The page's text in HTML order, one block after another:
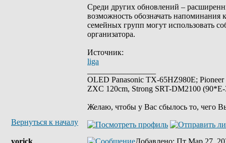
Среди других обновлений –
возможность обозначать напоминания
семейных групп могут использовать
организатора.
Источник:
liga
OLED Panasonic TX-65HZ980E;
ZXC 120cm, Strong SRT-DM2100
Желаю, чтобы у Вас сбылось то, чего
Вернуться к началу
yorick Добавлено: Пт Мар 27,